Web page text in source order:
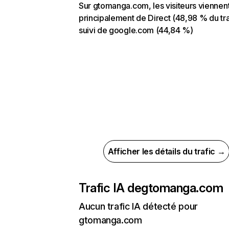
Sur gtomanga.com, les visiteurs
principalement de Direct (48,98 % du
suivi de google.com (44,84 %)
Afficher les détails du trafic →
Trafic IA degtomanga.com
Aucun trafic IA détecté pour
gtomanga.com